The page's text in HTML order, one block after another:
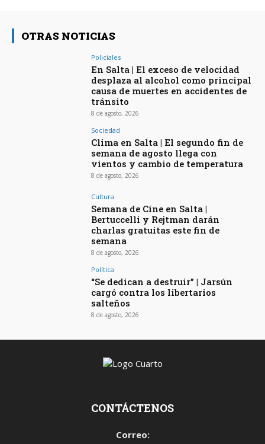
OTRAS NOTICIAS
Policiales
En Salta | El exceso de velocidad
desplaza al alcohol como principal
causa de muertes en accidentes de
tránsito
8 de agosto, 2026
Sociedad
Clima en Salta | El segundo fin de
semana de agosto llega con
vientos y cambio de temperatura
8 de agosto, 2026
Cultura
Semana de Cine en Salta |
Bertuccelli y Rejtman darán
charlas gratuitas este fin de
semana
8 de agosto, 2026
Política
“Se dedican a destruir” | Jarsún
cargó contra los libertarios
salteños
8 de agosto, 2026
CONTÁCTENOS
Correo: